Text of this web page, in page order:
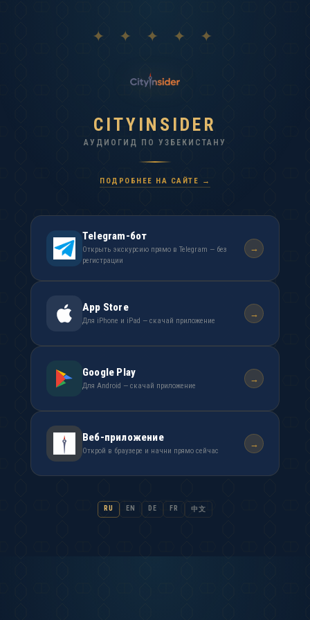
✦ ✦ ✦ ✦ ✦
CITYINSIDER
АУДИОГИД ПО УЗБЕКИСТАНУ
ПОДРОБНЕЕ НА САЙТЕ →
Telegram-бот
Открыть экскурсию прямо в Telegram — без
регистрации
→
App Store
Для iPhone и iPad — скачай приложение
→
Google Play
Для Android — скачай приложение
→
Веб-приложение
Открой в браузере и начни прямо сейчас
→
RU EN DE FR 中文